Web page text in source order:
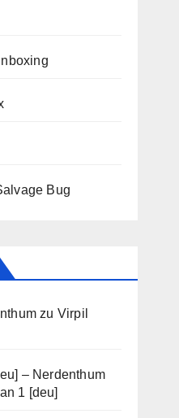
Bug
zu Virpil
– Nerdenthum
1 [deu]